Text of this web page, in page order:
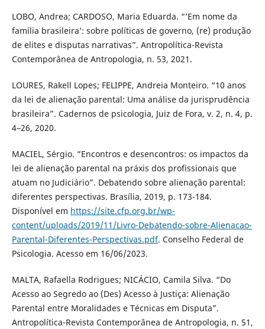
LOBO, Andrea; CARDOSO, Maria Eduarda. “‘Em nome da
família brasileira’: sobre políticas de governo, (re) produção
de elites e disputas narrativas”. Antropolítica-Revista
Contemporânea de Antropologia, n. 53, 2021.
LOURES, Rakell Lopes; FELIPPE, Andreia Monteiro. “10 anos
da lei de alienação parental: Uma análise da jurisprudência
brasileira”. Cadernos de psicologia, Juiz de Fora, v. 2, n. 4, p.
4–26, 2020.
MACIEL, Sérgio. “Encontros e desencontros: os impactos da
lei de alienação parental na práxis dos profissionais que
atuam no Judiciário”. Debatendo sobre alienação parental:
diferentes perspectivas. Brasília, 2019, p. 173-184.
Disponível em https://site.cfp.org.br/wp-
content/uploads/2019/11/Livro-Debatendo-sobre-Alienacao-
Parental-Diferentes-Perspectivas.pdf. Conselho Federal de
Psicologia. Acesso em 16/06/2023.
MALTA, Rafaella Rodrigues; NICÁCIO, Camila Silva. “Do
Acesso ao Segredo ao (Des) Acesso à Justiça: Alienação
Parental entre Moralidades e Técnicas em Disputa”.
Antropolítica-Revista Contemporânea de Antropologia, n. 51,